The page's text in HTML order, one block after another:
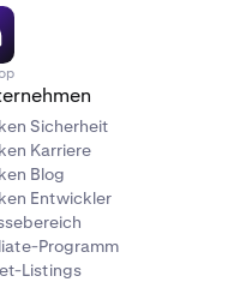
die
zur Ausführung
Netzwerk
in Ether. Die für
Contract
ihrer Komplexität
ab. Das Netzwerk
nach Nachfrage und
kann.
Sicherheit
Karriere
Blog
Entwickler
Programm
Listings